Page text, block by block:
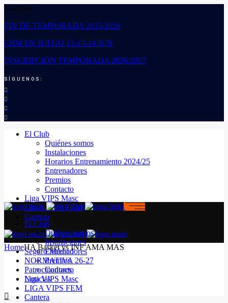
Noticias:
FIN DE TEMPORADA 2025/2026
CBM EN JUEGO 12-13-14 JUN
INSCRIPCIÓN TEMPORADA 2026/2027
SÍGUENOS:
El Club
Quiénes somos
Instalaciones
Horarios Entrenamiento 2024/25
Entrenadores
Premios
Contacto
Liga VIPS Masc
LIGA VIPS FEM
Cantera
Seguro Médico
NORMATIVA 26-27
Patrocinadores
Noticias
El Club
Quiénes somos
Instalaciones
Entrenadores
Premios
Contacto
Liga VIPS Masc
LIGA VIPS FEM
Cantera
HomeHA Basket vs INF AMA MAS